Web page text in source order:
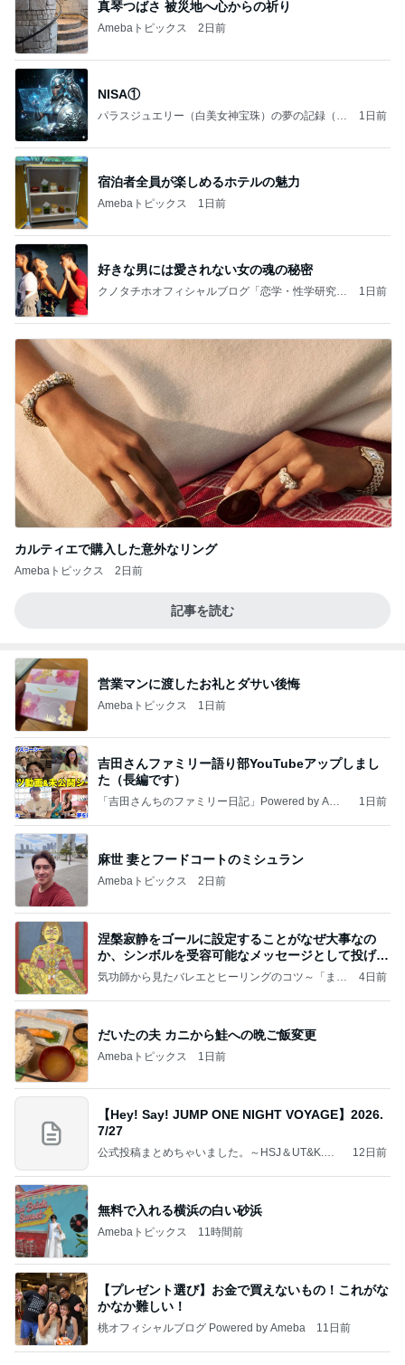
真琴つばさ 被災地へ心からの祈り
Amebaトピックス 2日前
NISA①
パラスジュエリー（白美女神宝珠）の夢の記録（続
1日前
宿泊者全員が楽しめるホテルの魅力
Amebaトピックス 1日前
好きな男には愛されない女の魂の秘密
クノタチホオフィシャルブログ「恋学・性学研究
1日前
カルティエで購入した意外なリング
Amebaトピックス 2日前
記事を読む
営業マンに渡したお礼とダサい後悔
Amebaトピックス 1日前
吉田さんファミリー語り部YouTubeアップしまし
た（長編です）
「吉田さんちのファミリー日記」Powered by Ame
1日前
麻世 妻とフードコートのミシュラン
Amebaトピックス 2日前
涅槃寂静をゴールに設定することがなぜ大事なの
か、シンボルを受容可能なメッセージとして投げる
ことが
気功師から見たバレエとヒーリングのコツ～「まと
4日前
だいたの夫 カニから鮭への晩ご飯変更
Amebaトピックス 1日前
【Hey! Say! JUMP ONE NIGHT VOYAGE】2026.
7/27
公式投稿まとめちゃいました。～HSJ＆UT&K.O.
12日前
無料で入れる横浜の白い砂浜
Amebaトピックス 11時間前
【プレゼント選び】お金で買えないもの！これがな
かなか難しい！
桃オフィシャルブログ Powered by Ameba 11日前